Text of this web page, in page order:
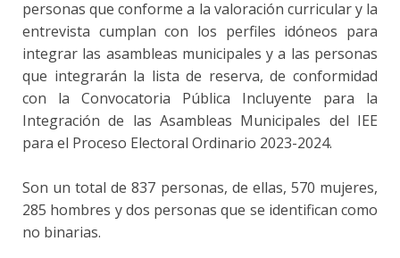
personas que conforme a la valoración curricular y la
entrevista cumplan con los perfiles idóneos para
integrar las asambleas municipales y a las personas
que integrarán la lista de reserva, de conformidad
con la Convocatoria Pública Incluyente para la
Integración de las Asambleas Municipales del IEE
para el Proceso Electoral Ordinario 2023-2024.
Son un total de 837 personas, de ellas, 570 mujeres,
285 hombres y dos personas que se identifican como
no binarias.